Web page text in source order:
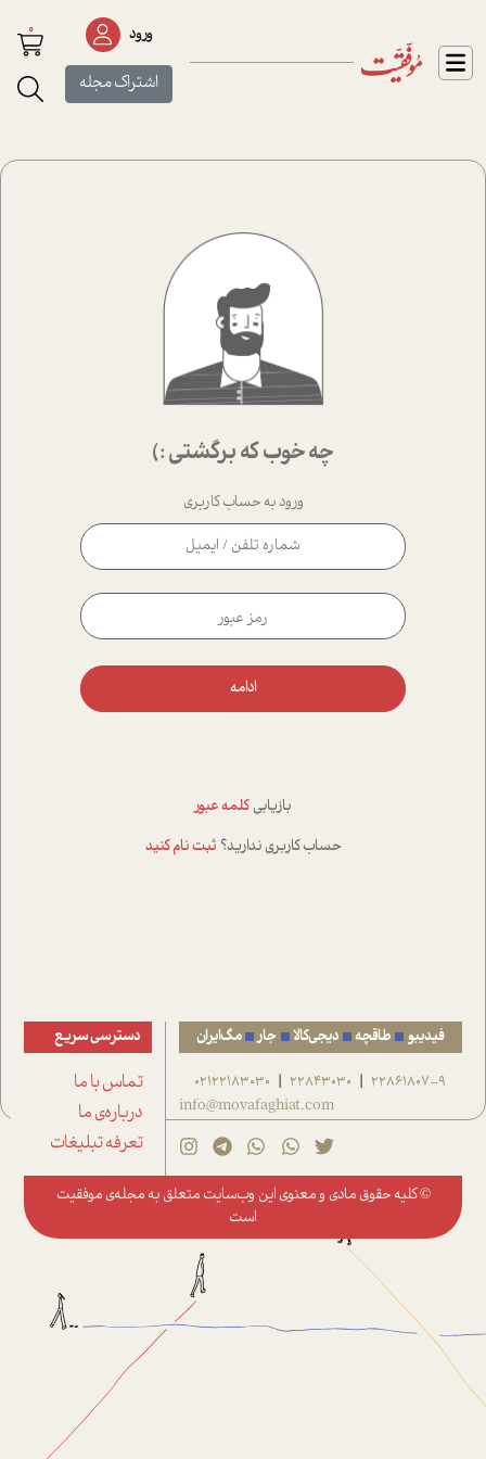
ورود
اشتراک مجله
0
چه خوب که برگشتی :)
ورود به حساب کاربری
ادامه
بازیابی کلمه عبور
حساب کاربری ندارید؟ ثبت نام کنید
فیدیبو طاقچه دیجی‌کالا جار مگ‌ایران
22861807-9
|
22843030
|
02122183030
info@movafaghiat.com
دسترسی سریع
تماس با ما
درباره‌ی ما
تعرفه تبلیغات
© کلیه حقوق مادی و معنوی این وب‌سایت متعلق به مجله‌ی موفقیت
است